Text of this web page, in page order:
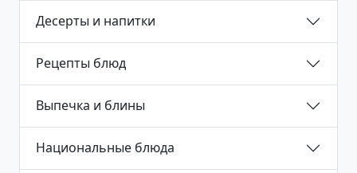
Десерты и напитки
Рецепты блюд
Выпечка и блины
Национальные блюда